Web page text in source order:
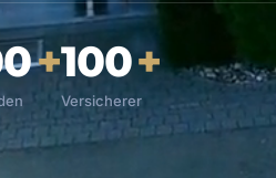
+100+
Versicherer